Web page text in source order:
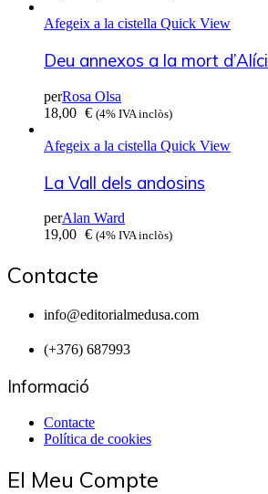
Afegeix a la cistella Quick View
Deu annexos a la mort
perRosa Olsa
18,00 € (4% IVA inclòs)
Afegeix a la cistella Quick View
La Vall dels andosins
perAlan Ward
19,00 € (4% IVA inclòs)
Contacte
info@editorialmedusa.com
(+376) 687993
Informació
Contacte
Política de cookies
El Meu Compte